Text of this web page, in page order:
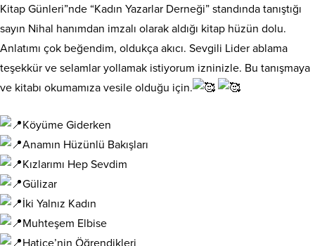
Kitap Günleri”nde “Kadın Yazarlar Derneği” standında tanıştığı
sayın Nihal hanımdan imzalı olarak aldığı kitap hüzün dolu.
Anlatımı çok beğendim, oldukça akıcı. Sevgili Lider ablama
teşekkür ve selamlar yollamak istiyorum izninizle. Bu tanışmaya
ve kitabı okumamıza vesile olduğu için.
Köyüme Giderken
Anamın Hüzünlü Bakışları
Kızlarımı Hep Sevdim
Gülizar
İki Yalnız Kadın
Muhteşem Elbise